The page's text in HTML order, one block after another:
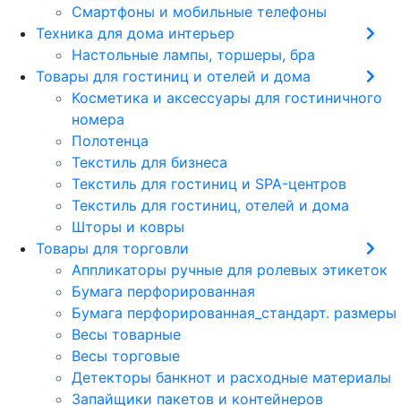
Смартфоны и мобильные телефоны
Техника для дома интерьер
Настольные лампы, торшеры, бра
Товары для гостиниц и отелей и дома
Косметика и аксессуары для гостиничного
номера
Полотенца
Текстиль для бизнеса
Текстиль для гостиниц и SPA-центров
Текстиль для гостиниц, отелей и дома
Шторы и ковры
Товары для торговли
Аппликаторы ручные для ролевых этикеток
Бумага перфорированная
Бумага перфорированная_стандарт. размеры
Весы товарные
Весы торговые
Детекторы банкнот и расходные материалы
Запайщики пакетов и контейнеров